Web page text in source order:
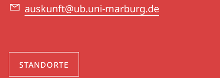
auskunft@ub.uni-marburg.de
STANDORTE